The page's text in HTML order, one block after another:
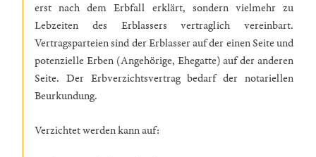
erst nach dem Erbfall erklärt, sondern vielmehr zu
Lebzeiten des Erblassers vertraglich vereinbart.
Vertragsparteien sind der Erblasser auf der einen Seite und
potenzielle Erben (Angehörige, Ehegatte) auf der anderen
Seite. Der Erbverzichtsvertrag bedarf der notariellen
Beurkundung.
Verzichtet werden kann auf: